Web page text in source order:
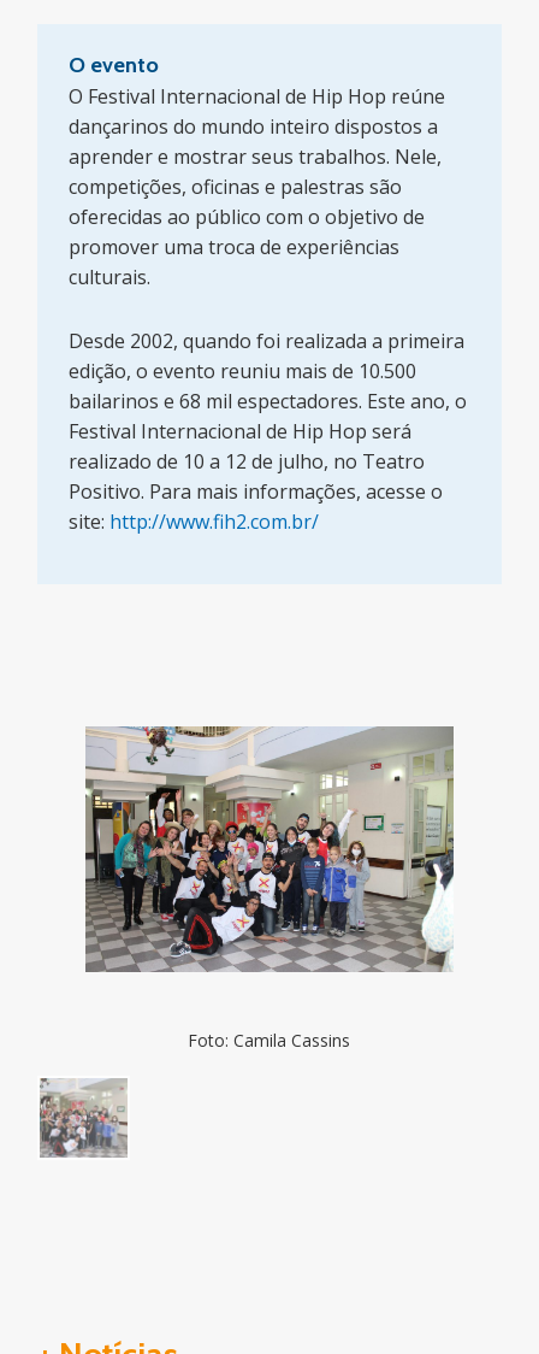
O evento
O Festival Internacional de Hip Hop reúne
dançarinos do mundo inteiro dispostos a
aprender e mostrar seus trabalhos. Nele,
competições, oficinas e palestras são
oferecidas ao público com o objetivo de
promover uma troca de experiências
culturais.
Desde 2002, quando foi realizada a primeira
edição, o evento reuniu mais de 10.500
bailarinos e 68 mil espectadores. Este ano, o
Festival Internacional de Hip Hop será
realizado de 10 a 12 de julho, no Teatro
Positivo. Para mais informações, acesse o
site: http://www.fih2.com.br/
Foto: Camila Cassins